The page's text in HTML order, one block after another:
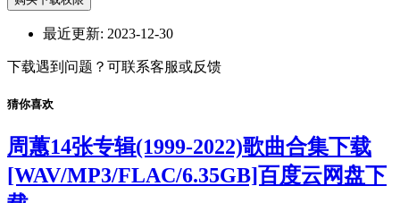
最近更新: 2023-12-30
下载遇到问题？可联系客服或反馈
猜你喜欢
周蕙14张专辑(1999-2022)歌曲合集下载
[WAV/MP3/FLAC/6.35GB]百度云网盘下